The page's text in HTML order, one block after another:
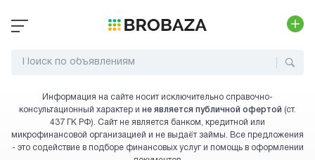
Информация на сайте носит исключительно справочно-
консультационный характер и не является публичной офертой (ст.
437 ГК РФ). Сайт не является банком, кредитной или
микрофинансовой организацией и не выдаёт займы. Все предложения
- это содействие в подборе финансовых услуг и помощь в оформлении